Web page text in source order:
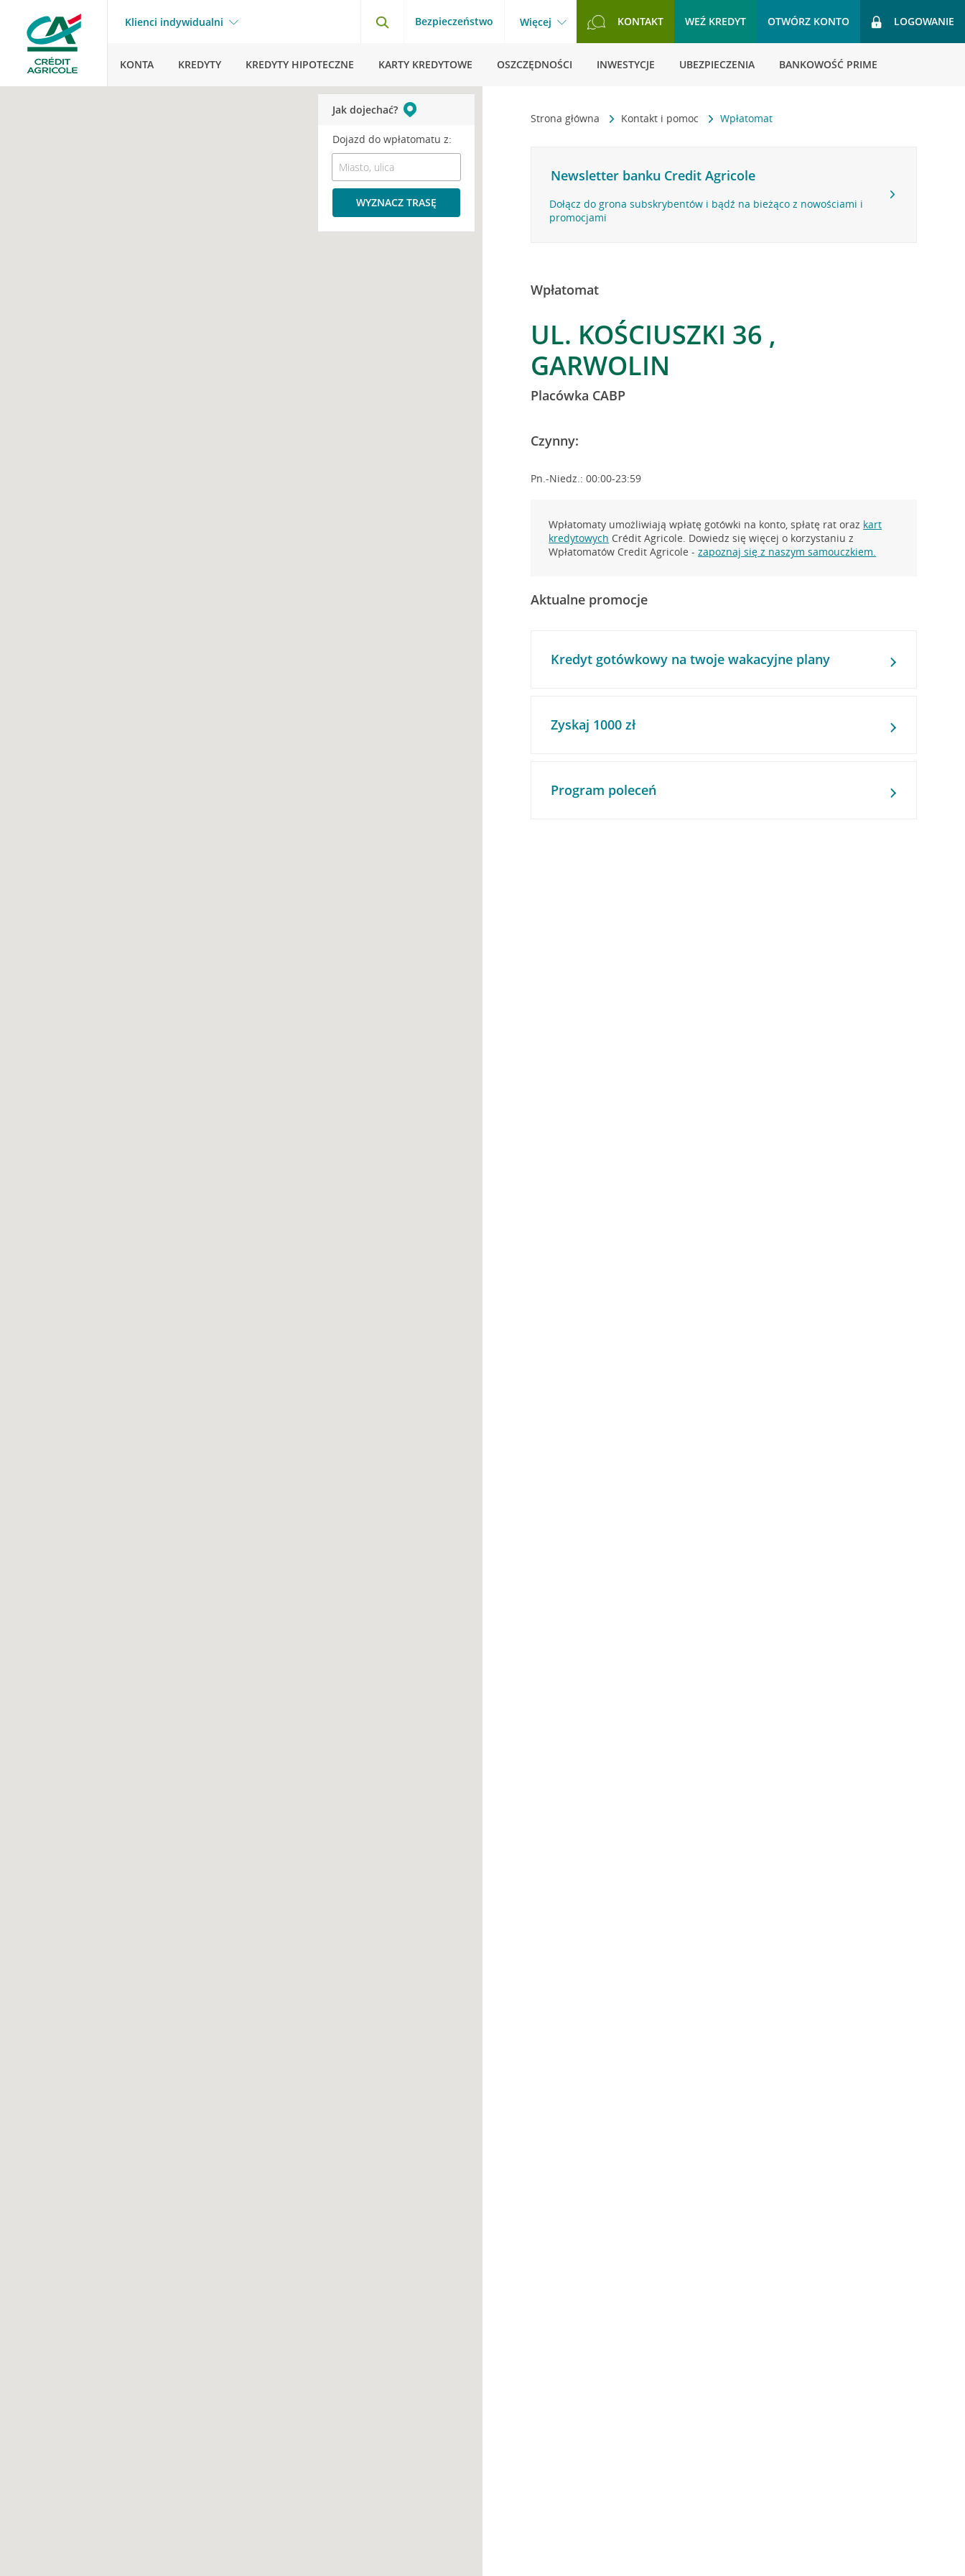
Klienci indywidualni Bezpieczeństwo Więcej KONTAKT WEŹ KREDYT OTWÓRZ KONTO LOGOWANIE
KONTA KREDYTY KREDYTY HIPOTECZNE KARTY KREDYTOWE OSZCZĘDNOŚCI INWESTYCJE UBEZPIECZENIA BANKOWOŚĆ PRIME
Strona główna Kontakt i pomoc Wpłatomat
Newsletter banku Credit Agricole
Dołącz do grona subskrybentów i bądź na bieżąco z nowościami i
promocjami
Wpłatomat
UL. KOŚCIUSZKI 36 ,
GARWOLIN
Placówka CABP
Czynny:
Pn.-Niedz.: 00:00-23:59
Wpłatomaty umożliwiają wpłatę gotówki na konto, spłatę rat oraz kart
kredytowych Crédit Agricole. Dowiedz się więcej o korzystaniu z
Wpłatomatów Credit Agricole -zapoznaj się z naszym samouczkiem.
Aktualne promocje
Kredyt gotówkowy na twoje wakacyjne plany
Zyskaj 1000 zł
Program poleceń
Jak dojechać?
Dojazd do wpłatomatu z:
WYZNACZ TRASĘ